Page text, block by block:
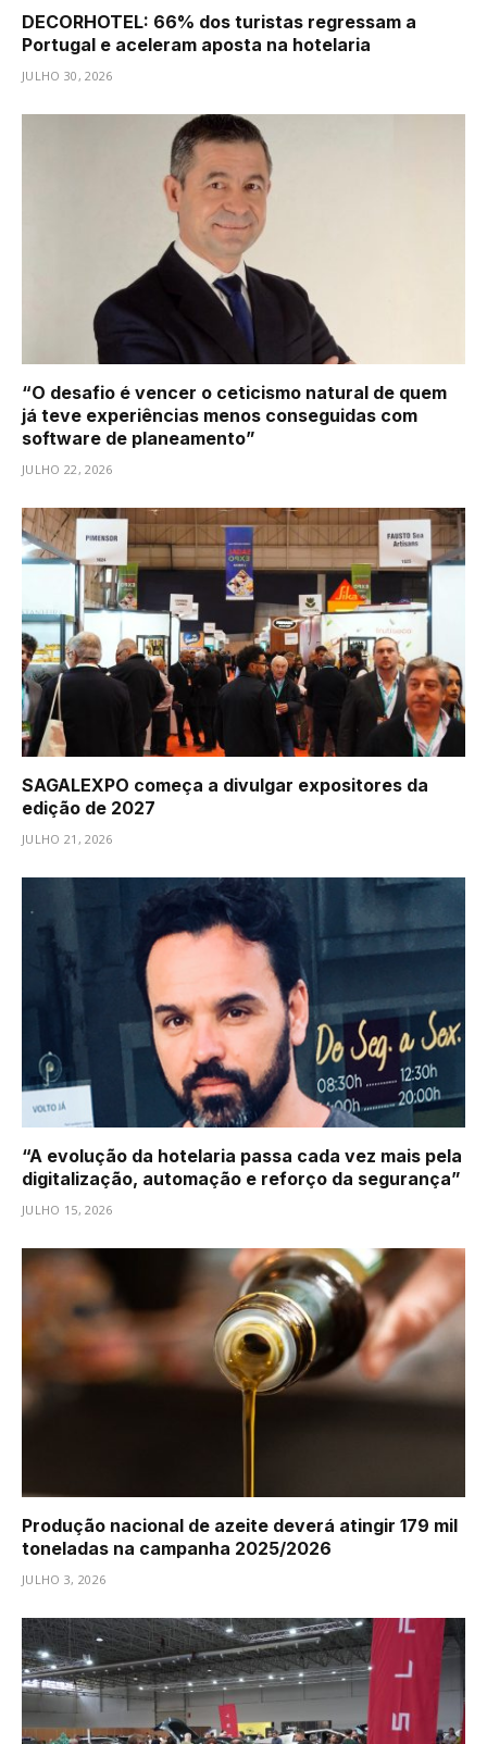
DECORHOTEL: 66% dos turistas regressam a
Portugal e aceleram aposta na hotelaria
JULHO 30, 2026
“O desafio é vencer o ceticismo natural de quem
já teve experiências menos conseguidas com
software de planeamento”
JULHO 22, 2026
SAGALEXPO começa a divulgar expositores da
edição de 2027
JULHO 21, 2026
“A evolução da hotelaria passa cada vez mais pela
digitalização, automação e reforço da segurança”
JULHO 15, 2026
Produção nacional de azeite deverá atingir 179 mil
toneladas na campanha 2025/2026
JULHO 3, 2026